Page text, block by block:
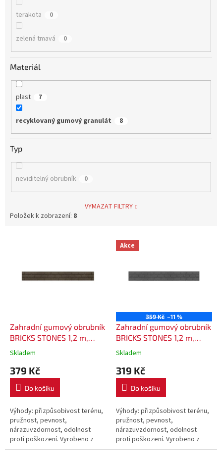
terakota 0
zelená tmavá 0
Materiál
plast 7
recyklovaný gumový granulát 8
Typ
neviditelný obrubník 0
VYMAZAT FILTRY
Položek k zobrazení: 8
Zahradní gumový obrubník
BRICKS STONES 1,2 m,
výška 15 cm - barva hnědá
Skladem
379 Kč
Do košíku
Výhody: přizpůsobivost terénu,
pružnost, pevnost,
nárazuvzdornost, odolnost
proti poškození. Vyrobeno z
recyklovaného gumového
Akce
359 Kč –11 %
Zahradní gumový obrubník
BRICKS STONES 1,2 m,
výška 15 cm - barva šedá
Skladem
319 Kč
Do košíku
Výhody: přizpůsobivost terénu,
pružnost, pevnost,
nárazuvzdornost, odolnost
proti poškození. Vyrobeno z
recyklovaného gumového